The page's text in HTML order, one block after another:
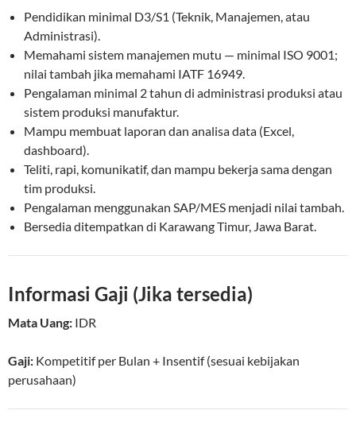
Pendidikan minimal D3/S1 (Teknik, Manajemen, atau
Administrasi).
Memahami sistem manajemen mutu — minimal ISO 9001;
nilai tambah jika memahami IATF 16949.
Pengalaman minimal 2 tahun di administrasi produksi atau
sistem produksi manufaktur.
Mampu membuat laporan dan analisa data (Excel,
dashboard).
Teliti, rapi, komunikatif, dan mampu bekerja sama dengan
tim produksi.
Pengalaman menggunakan SAP/MES menjadi nilai tambah.
Bersedia ditempatkan di Karawang Timur, Jawa Barat.
Informasi Gaji (Jika tersedia)
Mata Uang: IDR
Gaji: Kompetitifper Bulan + Insentif (sesuai kebijakan
perusahaan)